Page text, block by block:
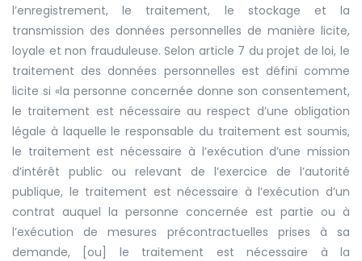
l’enregistrement, le traitement, le stockage et la
transmission des données personnelles de manière licite,
loyale et non frauduleuse. Selon article 7 du projet de loi, le
traitement des données personnelles est défini comme
licite si «la personne concernée donne son consentement,
le traitement est nécessaire au respect d’une obligation
légale à laquelle le responsable du traitement est soumis,
le traitement est nécessaire à l’exécution d’une mission
d’intérêt public ou relevant de l’exercice de l’autorité
publique, le traitement est nécessaire à l’exécution d’un
contrat auquel la personne concernée est partie ou à
l’exécution de mesures précontractuelles prises à sa
demande, [ou] le traitement est nécessaire à la